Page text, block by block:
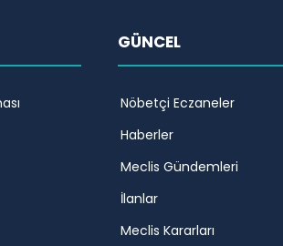
GÜNCEL
Nöbetçi Eczaneler
Haberler
Meclis Gündemleri
İlanlar
Meclis Kararları